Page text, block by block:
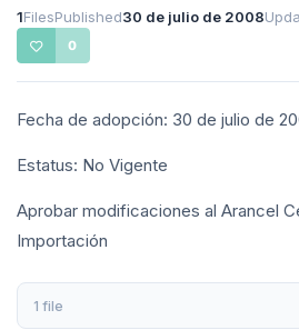
1FilesPublished30 de julio de 2008
0
Fecha de adopción: 30 de julio de
Estatus: No Vigente
Aprobar modificaciones al Arancel
Importación
1 file